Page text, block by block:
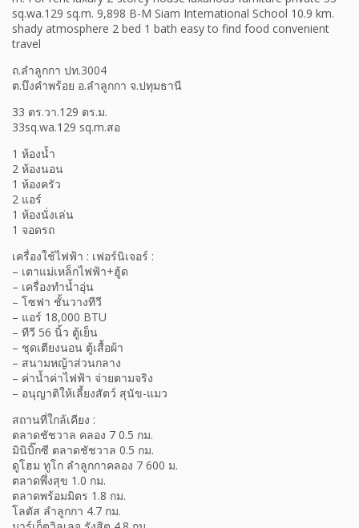
sq.wa.129 sq.m. 9,898 B-M Siam International School 10.9 km.
shady atmosphere 2 bed 1 bath easy to find food convenient
travel
ถ.ลำลูกกา ปท.3004
ต.บึงคำพร้อย อ.ลำลูกกา จ.ปทุมธานี
33 ตร.วา.129 ตร.ม.
33sq.wa.129 sq.m.สอ
1 ห้องน้ำ
2 ห้องนอน
1 ห้องครัว
2 แอร์
1 ห้องนั่งเล่น
1 จอดรถ
เครื่องใช้ไฟฟ้า : เฟอร์นิเจอร์ :
– เตาแม่เหล็กไฟฟ้า+ฮู้ด
– เครื่องทำน้ำอุ่น
– โซฟา ชั้นวางทีวี
– แอร์ 18,000 BTU
– ทีวี 56 นิ้ว ตู้เย็น
– ชุดเตียงนอน ตู้เสื้อผ้า
– สนามหญ้าส่วนกลาง
– ค่าน้ำค่าไฟฟ้า จ่ายตามจริง
– อนุญาติให้เลี้ยงสัตว์ สุนัข-แมว
สถานที่ใกล้เคียง :
ตลาดชัชวาล คลอง 7 0.5 กม.
มินิบิ๊กซี ตลาดชัชวาล 0.5 กม.
ดูโฮม ทูโก ลำลูกกาคลอง 7 600 ม.
ตลาดพึ่งสุข 1.0 กม.
ตลาดพร้อมมิตร 1.8 กม.
โลตัส ลำลูกกา 4.7 กม.